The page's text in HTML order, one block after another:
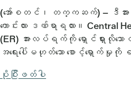
(အော်စတင်၊ တက္ကဆက်) – ဒီအာ
ကောင်းလား ဒဏ်ရာရလား။ Central
(ER) အားလပ်ရက်ကို ရှောင်ရှားလိုသေ
အရေးပေါ်မဟုတ်သော စောင့်ရှောက်
ပိုပြီးဖတ်ပါ